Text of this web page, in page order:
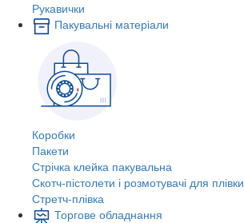
Рукавички
Пакувальні матеріали
Коробки
Пакети
Стрічка клейка пакувальна
Скотч-пістолети і розмотувачі для плівки
Стретч-плівка
Торгове обладнання